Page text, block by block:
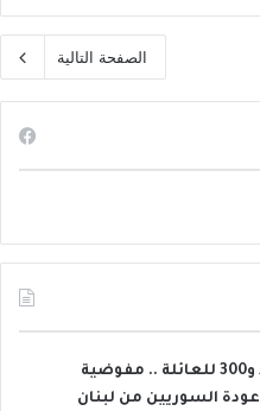
الصفحة التالية
100 دولار للفرد و300 للعائلة .. مفوضية
عودة السوريين من لبنان